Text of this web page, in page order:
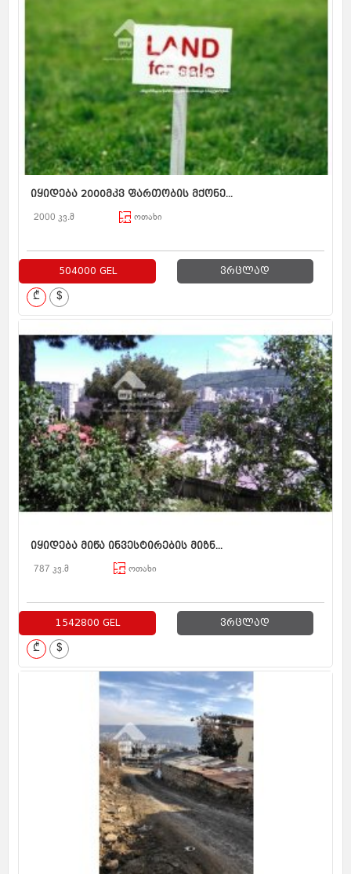
იყიდება 2000მკვ ფართობის მქონე...
2000 კვ.მ ოთახი
504000 GEL ვრცლად
₾ $
იყიდება მიწა ინვესტირების მიზნ...
787 კვ.მ ოთახი
1542800 GEL ვრცლად
₾ $